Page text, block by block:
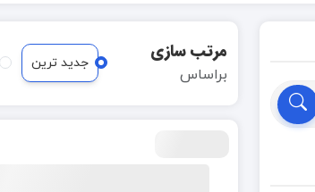
مرتب سازی
براساس
جدید ترین